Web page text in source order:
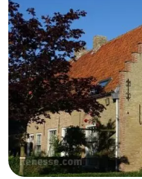
kinderen
Overnachten
Appartementen
-
Port
Greve
-
Zeeuwse
Kust
Bed
(&
Campings